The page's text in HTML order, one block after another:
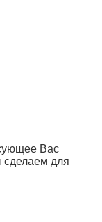
Вас
сделаем для